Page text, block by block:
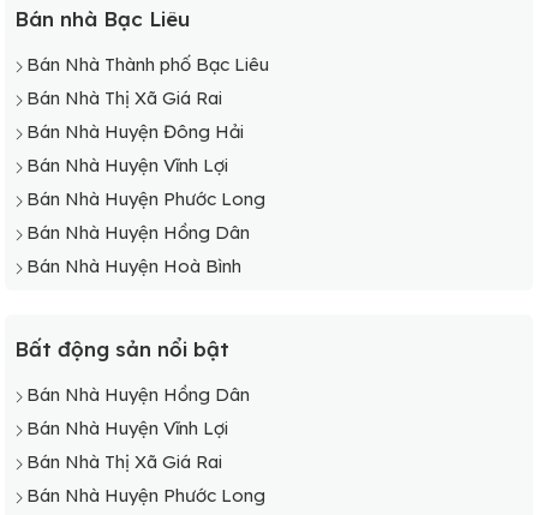
Bán nhà Bạc Liêu
Bán Nhà Thành phố Bạc Liêu
Bán Nhà Thị Xã Giá Rai
Bán Nhà Huyện Đông Hải
Bán Nhà Huyện Vĩnh Lợi
Bán Nhà Huyện Phước Long
Bán Nhà Huyện Hồng Dân
Bán Nhà Huyện Hoà Bình
Bất động sản nổi bật
Bán Nhà Huyện Hồng Dân
Bán Nhà Huyện Vĩnh Lợi
Bán Nhà Thị Xã Giá Rai
Bán Nhà Huyện Phước Long